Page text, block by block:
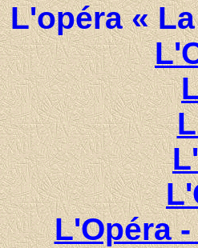
L'opéra «
L'Opéra